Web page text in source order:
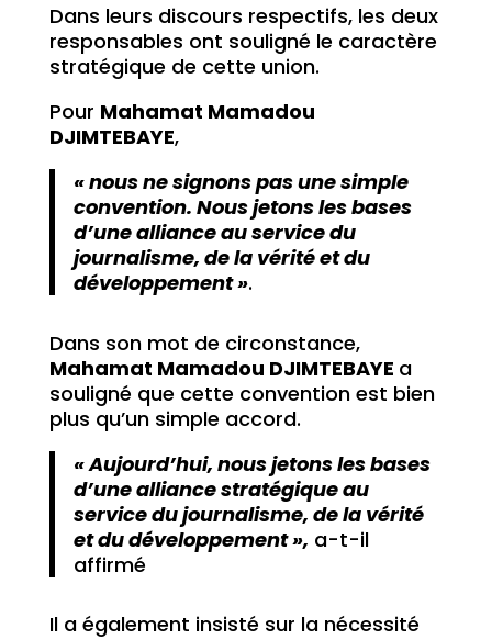
Dans leurs discours respectifs, les deux
responsables ont souligné le caractère
stratégique de cette union.
Pour Mahamat Mamadou
DJIMTEBAYE,
« nous ne signons pas une simple
convention. Nous jetons les bases
d’une alliance au service du
journalisme, de la vérité et du
développement ».
Dans son mot de circonstance,
Mahamat Mamadou DJIMTEBAYE a
souligné que cette convention est bien
plus qu’un simple accord.
« Aujourd’hui, nous jetons les bases
d’une alliance stratégique au
service du journalisme, de la vérité
et du développement », a-t-il
affirmé
Il a également insisté sur la nécessité